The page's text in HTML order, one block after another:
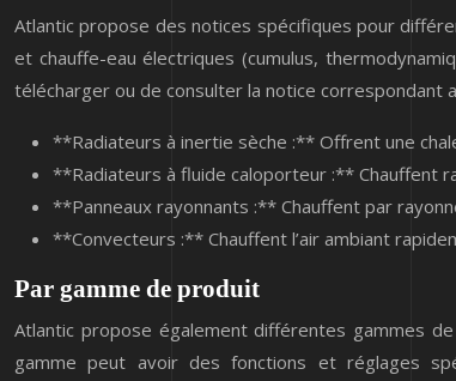
Atlantic propose des notices spécifiques pour
et chauffe-eau électriques (cumulus,
télécharger ou de consulter la notice
**Radiateurs à inertie sèche :** Offrent une
**Radiateurs à fluide caloporteur :** Chauffent
**Panneaux rayonnants :** Chauffent par
**Convecteurs :** Chauffent l’air ambiant
Par gamme de produit
Atlantic propose également différentes gammes
gamme peut avoir des fonctions et réglages